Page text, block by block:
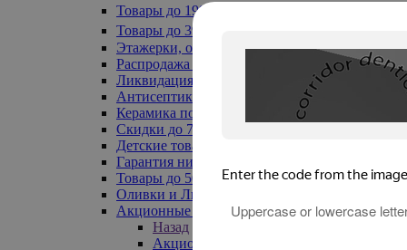
Товары до 199₽
Товары до 399₽
Этажерки, обувницы
Распродажа текстиля до -50%
Ликвидация до -70%
Антисептики
Керамика по 129 руб
Скидки до 70%
Детские товары
Гарантия низкой цены
Товары до 500 руб
Оливки и Лимоны
Акционные товары
Назад
Акционные товары